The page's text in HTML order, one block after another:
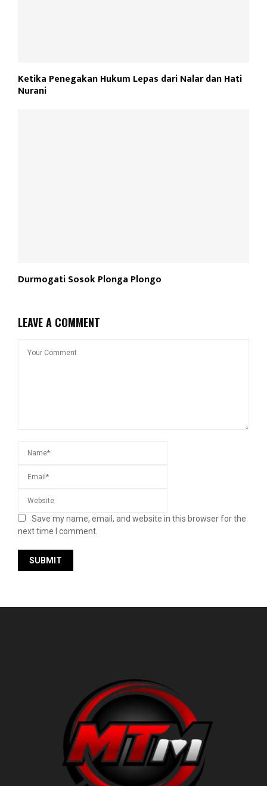
Ketika Penegakan Hukum Lepas dari Nalar dan Hati
Nurani
Durmogati Sosok Plonga Plongo
LEAVE A COMMENT
Save my name, email, and website in this browser for the
next time I comment.